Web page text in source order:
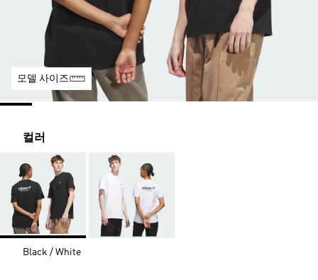
모델 사이즈
컬러
Black / White